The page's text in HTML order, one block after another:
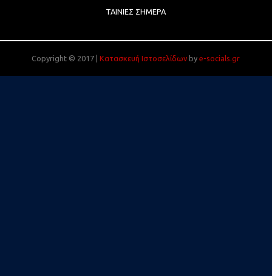
ΤΑΙΝΊΕΣ ΣΉΜΕΡΑ
Copyright © 2017 |Κατασκευή Ιστοσελίδων bye-socials.gr